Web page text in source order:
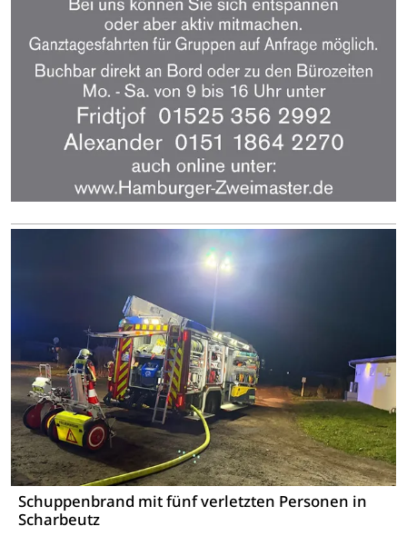
Schuppenbrand mit fünf verletzten Personen in
Scharbeutz